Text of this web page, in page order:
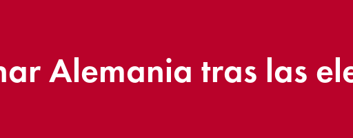
Alemania tras las